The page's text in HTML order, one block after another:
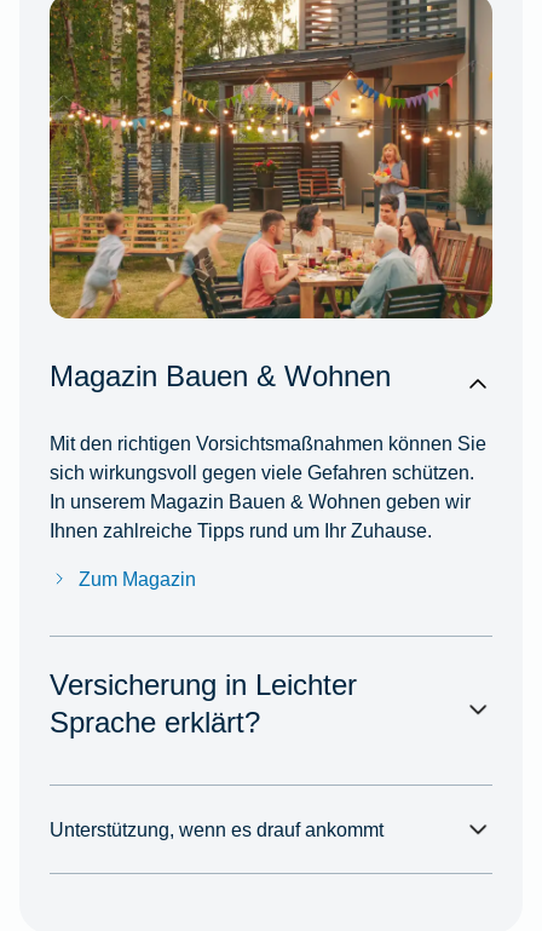
Magazin Bauen & Wohnen
Mit den richtigen Vorsichtsmaßnahmen können Sie
sich wirkungsvoll gegen viele Gefahren schützen.
In unserem Magazin Bauen & Wohnen geben wir
Ihnen zahlreiche Tipps rund um Ihr Zuhause.
Zum Magazin
Versicherung in Leichter
Sprache erklärt?
Unterstützung, wenn es drauf ankommt